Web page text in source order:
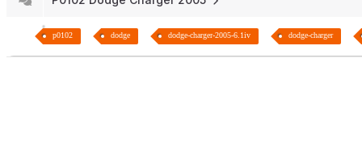
p0102 dodge dodge-charger-2005-6.1iv dodge-charger